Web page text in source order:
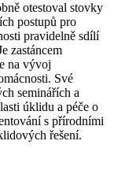
otestoval stovky
postupů pro
pravidelně sdílí
zastáncem
na vývoj
Své
seminářích a
úklidu a péče o
s přírodními
řešení.